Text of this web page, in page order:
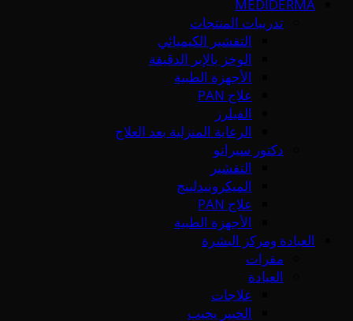
MEDIDERMA
تدريبات المنتجات
التقشير الكيميائي
الوخز بالإبر الدقيقة
الأجهزة الطبية
علاج PAN
الفيلرز
الرعاية المنزلية بعد العلاج
دكتور سيرانو
التقشير
الميكرونيدلينج
علاج PAN
الأجهزة الطبية
العيادة ومركز البشرة
مقرات
العيادة
علاجات
الخبير يجيب